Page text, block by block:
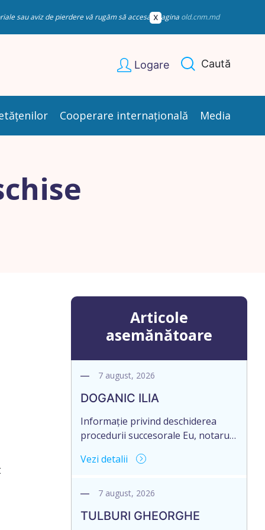
sau aviz de pierdere vă rugăm să accesați pagina old.cnm.md
Logare Caută
Cooperare internațională Media
Articole
asemănătoare
7 august, 2026
DOGANIC ILIA
Informație privind deschiderea
procedurii succesorale Eu, notarul,
246/2018 privind la procedură
persoană care are un interes
procedurii succesorale notariale în
Vezi detalii
7 august, 2026
TULBURI GHEORGHE